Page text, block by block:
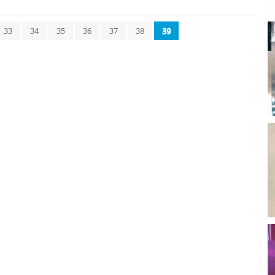
33 34 35 36 37 38 39